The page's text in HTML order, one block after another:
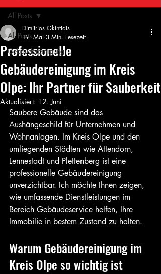
All Posts
Gebäudereinigung
All Posts
Professionelle
Gebäudereinigung im Kreis
Olpe: Ihr Partner für Sauberkeit
Dimitrios Gkintidis
19. Mai 3 Min. Lesezeit
Aktualisiert: 12. Juni
Saubere Gebäude sind das
Aushängeschild für Unternehmen und
Wohnanlagen. Im Kreis Olpe und den
umliegenden Städten wie Attendorn,
Lennestadt und Plettenberg ist eine
professionelle Gebäudereinigung
unverzichtbar. Ich möchte Ihnen zeigen,
wie umfassende Dienstleistungen im
Bereich Gebäudeservice helfen, Ihre
Immobilie in bestem Zustand zu halten.
Warum Gebäudereinigung im
Kreis Olpe so wichtig ist